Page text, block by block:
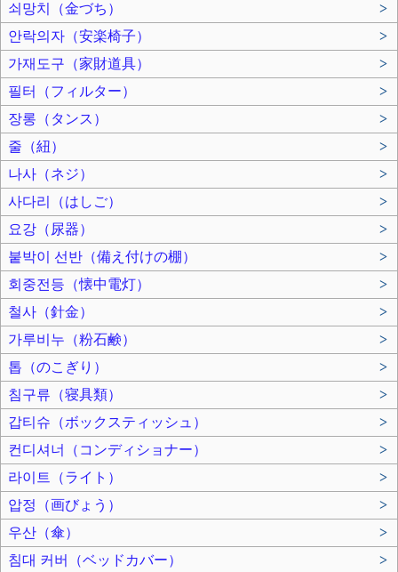
쇠망치（金づち）
>
안락의자（安楽椅子）
>
가재도구（家財道具）
>
필터（フィルター）
>
장롱（タンス）
>
줄（紐）
>
나사（ネジ）
>
사다리（はしご）
>
요강（尿器）
>
붙박이 선반（備え付けの棚）
>
회중전등（懐中電灯）
>
철사（針金）
>
가루비누（粉石鹸）
>
톱（のこぎり）
>
침구류（寝具類）
>
갑티슈（ボックスティッシュ）
>
컨디셔너（コンディショナー）
>
라이트（ライト）
>
압정（画びょう）
>
우산（傘）
>
침대 커버（ベッドカバー）
>